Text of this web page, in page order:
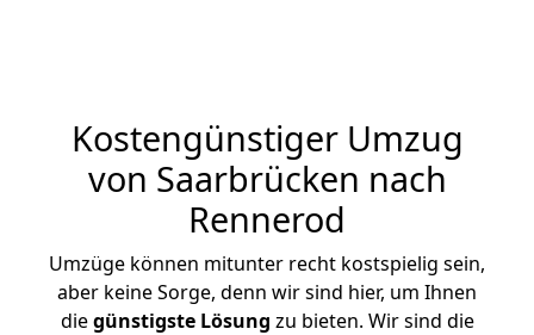
Kostengünstiger Umzug
von Saarbrücken nach
Rennerod
Umzüge können mitunter recht kostspielig sein,
aber keine Sorge, denn wir sind hier, um Ihnen
diegünstigste Lösung zu bieten. Wir sind die